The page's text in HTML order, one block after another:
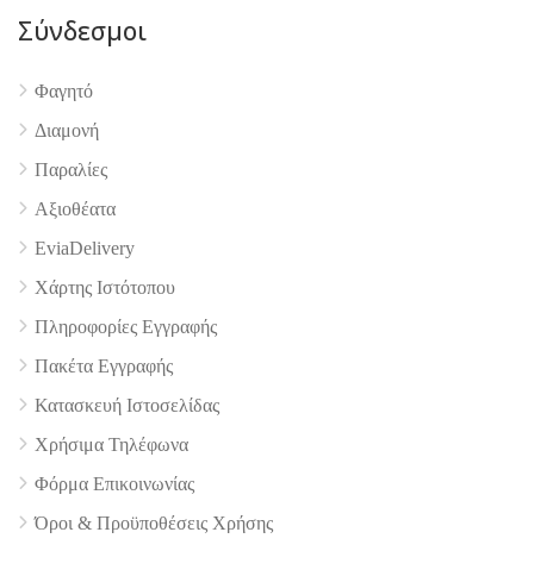
4.9
Σύνδεσμοι
Φαγητό
Διαμονή
Παραλίες
Αξιοθέατα
EviaDelivery
Χάρτης Ιστότοπου
Πληροφορίες Εγγραφής
Πακέτα Εγγραφής
Κατασκευή Ιστοσελίδας
Χρήσιμα Τηλέφωνα
Φόρμα Επικοινωνίας
Όροι & Προϋποθέσεις Xρήσης